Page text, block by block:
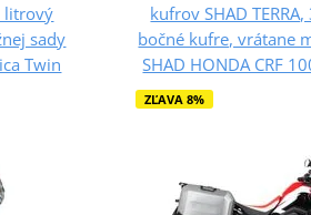
litrový
sady
Twin
kufrov SHAD
bočné kufre, vrátane
SHAD HONDA CRF
ZĽAVA 8%